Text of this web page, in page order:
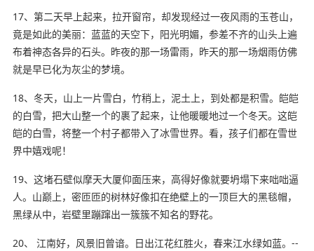
17、第二天早上起来，拉开窗帘，却发现经过一夜风雨的玉苍山，
竟是如此的美丽：蓝蓝的天空下，阳光明媚，参差不齐的山头上遍
布着神态各异的石头。昨夜的那一场雷雨，昨天的那一场烟雨仿佛
就是早已化为灰尘的梦境。
18、冬天，山上一片雪白，竹稍上，泥土上，到处都是积雪。皑皑
的白雪，把大山整一个的裹了起来，让他暖暖地过一个冬天。这皑
皑的白雪，将整一个村子都带入了冰雪世界。看，孩子们都在雪世
界中嬉戏呢！
19、这堵石壁似摩天大厦仰面压来，高得好像就要坍塌下来咄咄逼
人。山巅上，密匝匝的树林好像扣在绝壁上的一顶巨大的黑毯帽，
黑绿从中，岩壁里蹦蹿出一簇簇不知名的野花。
20、 江南好，风景旧曾谙。日出江花红胜火，春来江水绿如蓝。--